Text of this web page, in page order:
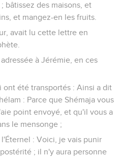
bâtissez des maisons, et
et mangez-en les fruits.
avait lu cette lettre en
à Jérémie, en ces
ont été transportés : Ainsi a dit
: Parce que Shémaja vous
point envoyé, et qu'il vous a
le mensonge ;
: Voici, je vais punir
; il n'y aura personne